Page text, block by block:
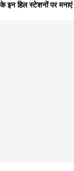
के इन हिल स्टेशनों पर